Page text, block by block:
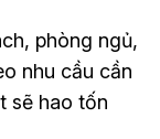
phòng ngủ,
nhu cầu cần
sẽ hao tốn